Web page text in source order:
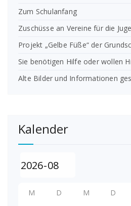
Zum Schulanfang
Zuschüsse an Vereine für die
Projekt „Gelbe Füße“ der
Sie benötigen Hilfe oder wollen
Alte Bilder und Informationen
Kalender
M D M D